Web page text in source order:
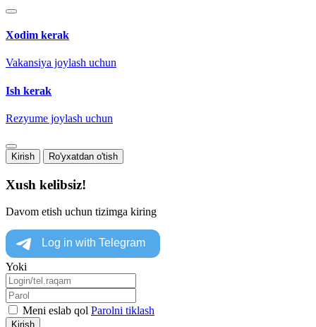
Xodim kerak
Vakansiya joylash uchun
Ish kerak
Rezyume joylash uchun
Kirish Ro'yxatdan o'tish
Xush kelibsiz!
Davom etish uchun tizimga kiring
Yoki
Meni eslab qol Parolni tiklash
Kirish